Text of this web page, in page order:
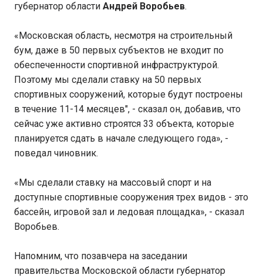
губернатор области Андрей Воробьев.
«Московская область, несмотря на строительный
бум, даже в 50 первых субъектов не входит по
обеспеченности спортивной инфраструктурой.
Поэтому мы сделали ставку на 50 первых
спортивных сооружений, которые будут построены
в течение 11-14 месяцев", - сказал он, добавив, что
сейчас уже активно строятся 33 объекта, которые
планируется сдать в начале следующего года», -
поведал чиновник.
«Мы сделали ставку на массовый спорт и на
доступные спортивные сооружения трех видов - это
бассейн, игровой зал и ледовая площадка», - сказал
Воробьев.
Напомним, что позавчера на заседании
правительства Московской области губернатор